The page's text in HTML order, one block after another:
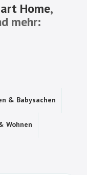
Home,
mehr:
& Babysachen
Wohnen